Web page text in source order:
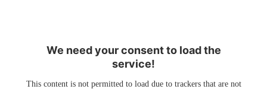
We need your consent to load the
service!
This content is not permitted to load due to trackers that are not